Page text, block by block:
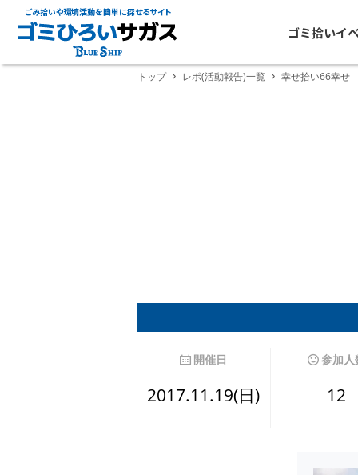
ごみ拾いや環境活動を簡単に探せるサイト
ゴミ拾いイ
トップ レポ(活動報告)一覧 幸せ拾い66幸せ
開催日
2017.11.19(日)
参加人
12